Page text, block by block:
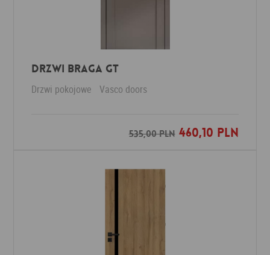
Drzwi Braga GT
Drzwi pokojowe Vasco doors
535,00 PLN460,10 PLN
Dodaj do ulubionych